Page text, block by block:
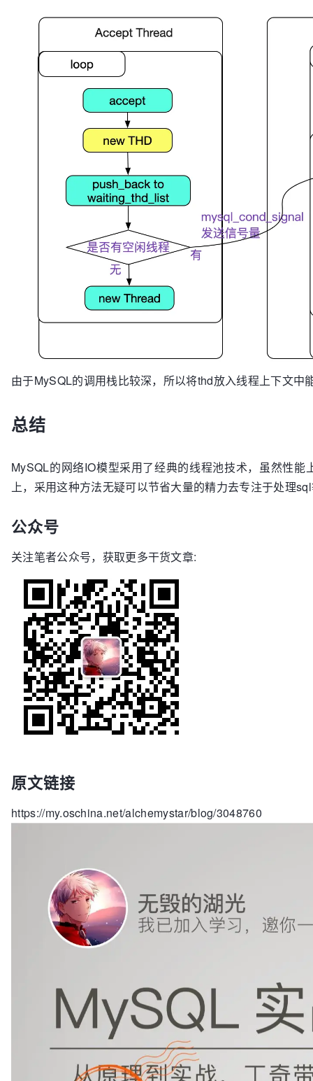
// my_pthread_setspecific_ptr(THR_THD,
......
.....
由于MySQL的调用栈比较深，所以将thd放入线程上下文
总结
MySQL的网络IO模型采用了经典的线程池技术，虽然性
上，采用这种方法无疑可以节省大量的精力去专注于处理
公众号
关注笔者公众号，获取更多干货文章:
原文链接
https://my.oschina.net/alchemystar/blog/3048760